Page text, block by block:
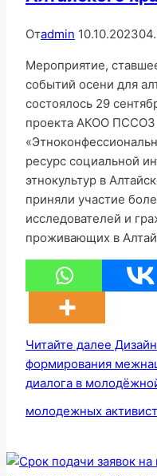
Отadmin 10.10.2023
Мероприятие,
событий осени для
состоялось 29
проекта АКОО ПССОЗ
ресурс социальной
этнокультур в
приняли участие
исследователей и
проживающих в
Читайте далее
формирования
диалога в
молодежных